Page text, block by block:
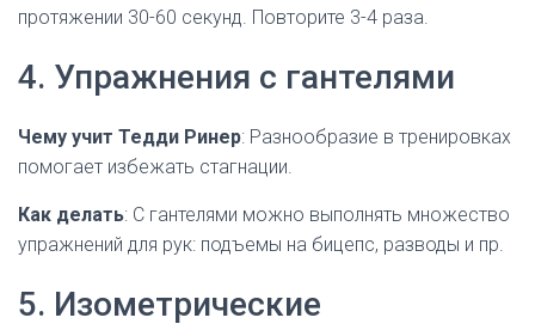
протяжении 30-60 секунд. Повторите 3-4 раза.
4. Упражнения с гантелями
Чему учит Тедди Ринер: Разнообразие в тренировках
помогает избежать стагнации.
Как делать: С гантелями можно выполнять множество
упражнений для рук: подъемы на бицепс, разводы и пр.
5. Изометрические